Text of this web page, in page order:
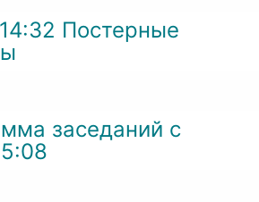
Постерные
заседаний с